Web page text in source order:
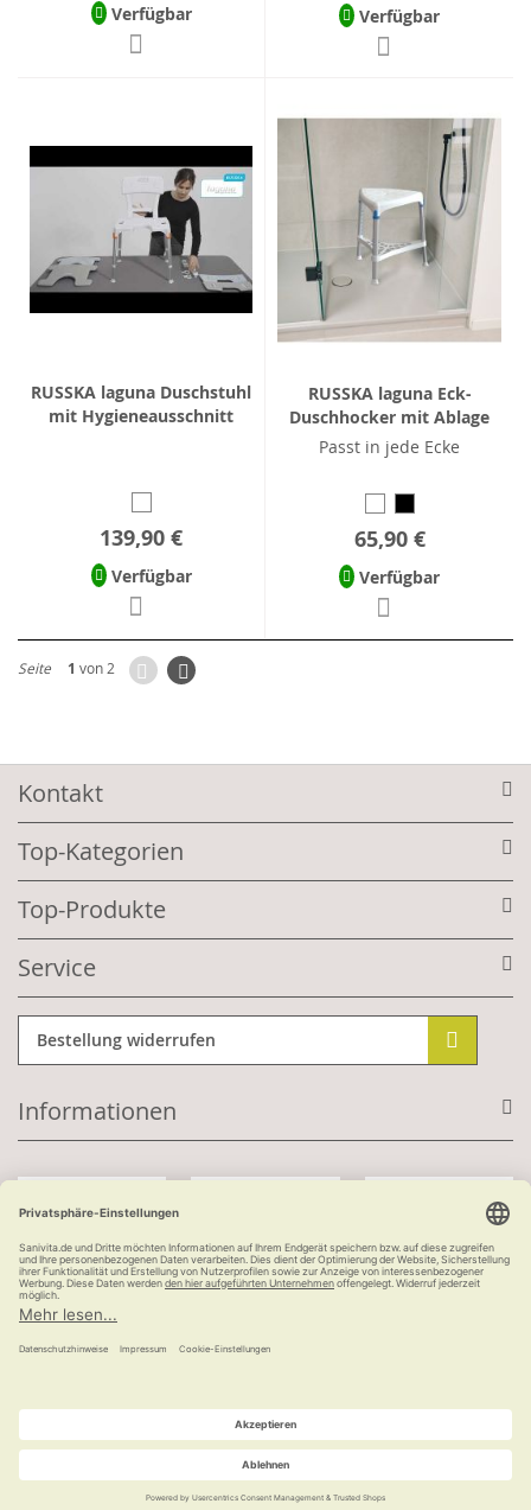
Verfügbar Verfügbar
RUSSKA laguna Duschstuhl
mit Hygieneausschnitt
139,90 €
Verfügbar
RUSSKA laguna Eck-
Duschhocker mit Ablage
Passt in jede Ecke
65,90 €
Verfügbar
Seite 1 von 2 ZurückSeite
Weiter
Kontakt
Top-Kategorien
Top-Produkte
Service
Bestellung widerrufen
Informationen
Kauf auf Rechnung
versandkostenfrei
© Ludwig Bertram GmbH | 2026